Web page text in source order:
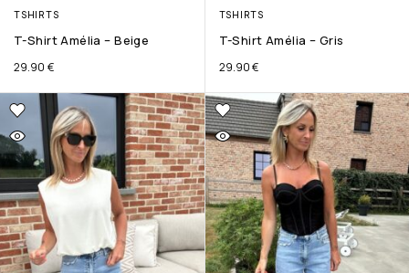
TSHIRTS
T-Shirt Amélia – Beige
29.90 €
TSHIRTS
T-Shirt Amélia – Gris
29.90€